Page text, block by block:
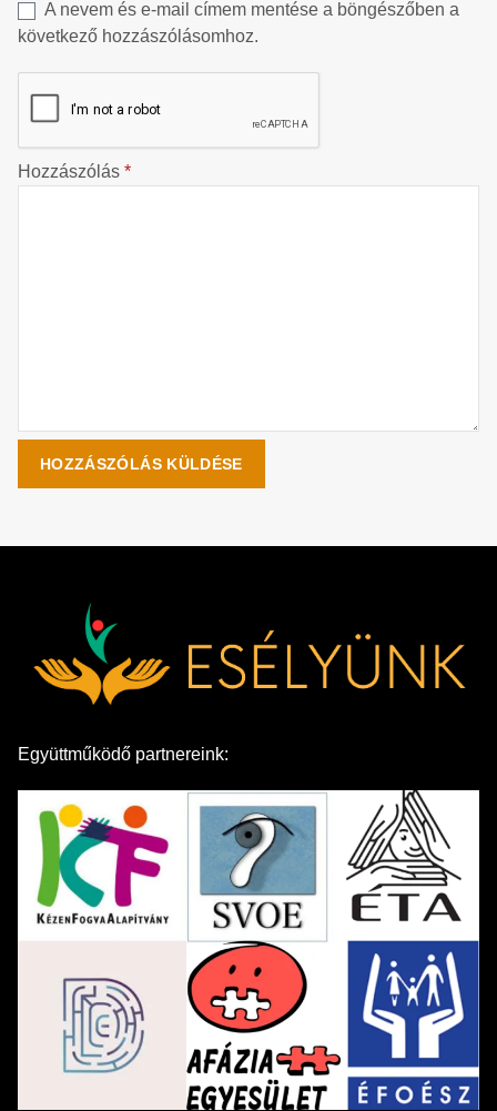
A nevem és e-mail címem mentése a böngészőben a
következő hozzászólásomhoz.
Hozzászólás *
Együttműködő partnereink: